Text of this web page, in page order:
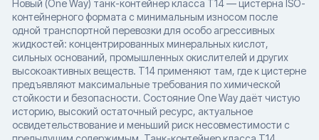
Новый (One Way) танк-контейнер класса T14 — цистерна ISO-
контейнерного формата с минимальным износом после
одной транспортной перевозки для особо агрессивных
жидкостей: концентрированных минеральных кислот,
сильных оснований, промышленных окислителей и других
высокоактивных веществ. T14 применяют там, где к цистерне
предъявляют максимальные требования по химической
стойкости и безопасности. Состояние One Way даёт чистую
историю, высокий остаточный ресурс, актуальное
освидетельствование и меньший риск несовместимости с